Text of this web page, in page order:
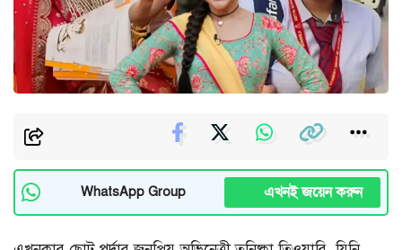
WhatsApp Group এখনই জয়েন করুন